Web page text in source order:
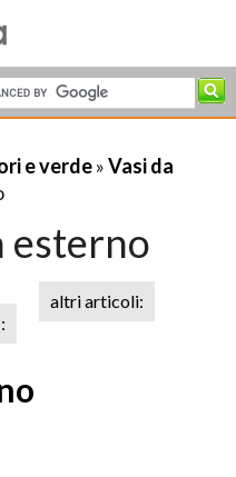
e verde»Vasi da
esterno
altri articoli: